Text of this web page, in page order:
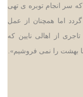
که سر انجام توبره ی تهی
اما همچنان از عمل
از اهالی نایین که
بهشت را نمی فروشیم».